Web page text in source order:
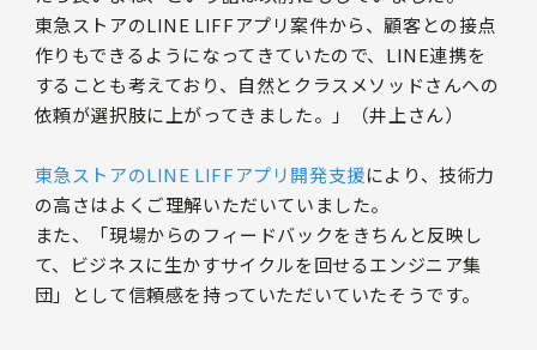
東急ストアのLINE LIFFアプリ案件から、顧客との接点
作りもできるようになってきていたので、LINE連携を
することも考えており、自然とクラスメソッドさんへの
依頼が選択肢に上がってきました。」（井上さん）
東急ストアのLINE LIFFアプリ開発支援により、技術力
の高さはよくご理解いただいていました。
また、「現場からのフィードバックをきちんと反映し
て、ビジネスに生かすサイクルを回せるエンジニア集
団」として信頼感を持っていただいていたそうです。